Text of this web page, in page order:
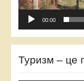
00:00
Туризм – це